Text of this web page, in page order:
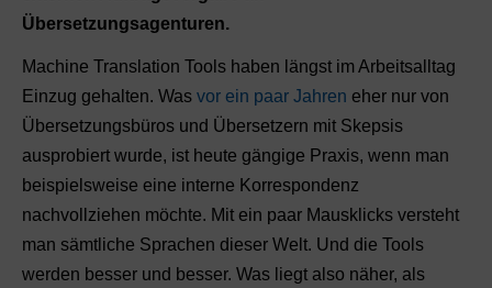
Übersetzungsagenturen.
Machine Translation Tools haben längst im Arbeitsalltag
Einzug gehalten. Was vor ein paar Jahren eher nur von
Übersetzungsbüros und Übersetzern mit Skepsis
ausprobiert wurde, ist heute gängige Praxis, wenn man
beispielsweise eine interne Korrespondenz
nachvollziehen möchte. Mit ein paar Mausklicks versteht
man sämtliche Sprachen dieser Welt. Und die Tools
werden besser und besser. Was liegt also näher, als